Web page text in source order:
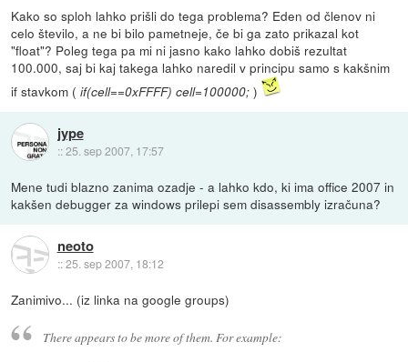
Kako so sploh lahko prišli do tega problema? Eden od členov ni
celo število, a ne bi bilo pametneje, če bi ga zato prikazal kot
"float"? Poleg tega pa mi ni jasno kako lahko dobiš rezultat
100.000, saj bi kaj takega lahko naredil v principu samo s kakšnim
if stavkom (if(cell==0xFFFF) cell=100000; )
jype
::25. sep 2007, 17:57
Mene tudi blazno zanima ozadje - a lahko kdo, ki ima office 2007 in
kakšen debugger za windows prilepi sem disassembly izračuna?
neoto
::25. sep 2007, 18:12
Zanimivo... (iz linka na google groups)
There appears to be more of them. For example: